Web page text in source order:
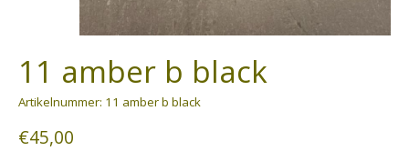
11 amber b black
Artikelnummer: 11 amber b black
€45,00